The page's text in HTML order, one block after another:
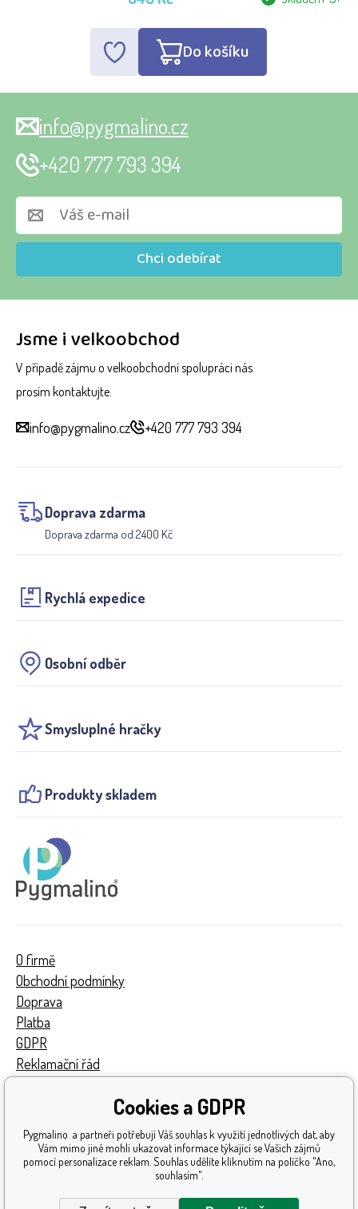
Do košíku
Jsme i velkoobchod
V případě zájmu o velkoobchodní spolupráci nás
prosím kontaktujte.
info@pygmalino.cz +420 777 793 394
Doprava zdarma
Doprava zdarma od 2400 Kč
Rychlá expedice
Osobní odběr
Smysluplné hračky
Produkty skladem
Chci odebírat
info@pygmalino.cz
+420 777 793 394
O firmě
Obchodní podmínky
Doprava
Platba
GDPR
Reklamační řád
Získaná ocenění
Katalog hraček
Mapa stránek
Cookies a GDPR
Pygmalino a partneři potřebují Váš souhlas k využití jednotlivých dat, aby
Vám mimo jiné mohli ukazovat informace týkající se Vašich zájmů
pomocí personalizace reklam. Souhlas udělíte kliknutím na políčko "Ano,
souhlasím".